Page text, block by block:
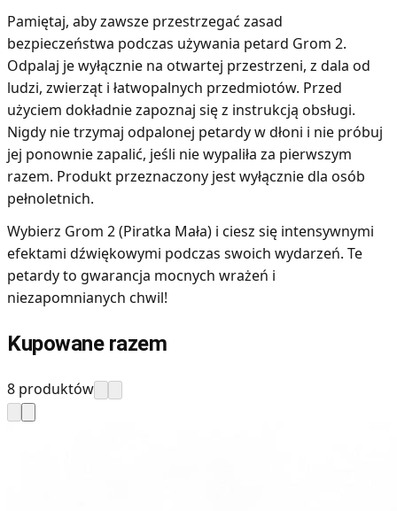
Pamiętaj, aby zawsze przestrzegać zasad
bezpieczeństwa podczas używania petard Grom 2.
Odpalaj je wyłącznie na otwartej przestrzeni, z dala od
ludzi, zwierząt i łatwopalnych przedmiotów. Przed
użyciem dokładnie zapoznaj się z instrukcją obsługi.
Nigdy nie trzymaj odpalonej petardy w dłoni i nie próbuj
jej ponownie zapalić, jeśli nie wypaliła za pierwszym
razem. Produkt przeznaczony jest wyłącznie dla osób
pełnoletnich.
Wybierz Grom 2 (Piratka Mała) i ciesz się intensywnymi
efektami dźwiękowymi podczas swoich wydarzeń. Te
petardy to gwarancja mocnych wrażeń i
niezapomnianych chwil!
Kupowane razem
8 produktów